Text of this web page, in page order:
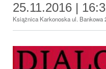
25.11.2016 |
Książnica Karkonoska ul. Bankowa